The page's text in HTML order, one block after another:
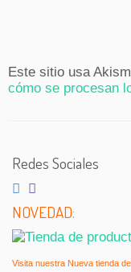
Este sitio usa
cómo se procesan
Redes Sociales
NOVEDAD:
Visita nuestra Nueva tienda